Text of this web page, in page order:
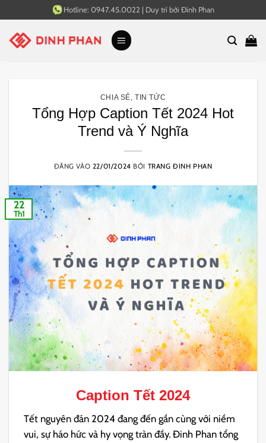
qua
nội
Hotline: 0947.45.0022 | Duy trì bởi Đinh Phan
CHIA SẺ ,TIN TỨC
Tổng Hợp Caption Tết 2024 Hot
Trend và Ý Nghĩa
ĐĂNG VÀO 22/01/2024 BỞI TRANG ĐINH PHAN
22
Th1
Caption Tết 2024
Tết nguyên đán 2024 đang đến gần cùng với niềm
vui, sự háo hức và hy vọng tràn đầy. Đinh Phan tổng